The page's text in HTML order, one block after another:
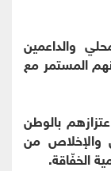
والداعمين
المستمر مع
بالوطن
والإخلاص من
الخفّاقة.